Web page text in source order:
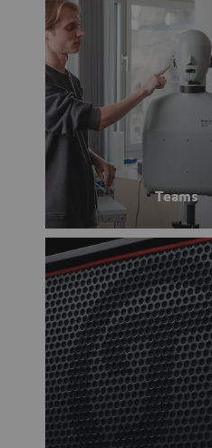
Teams